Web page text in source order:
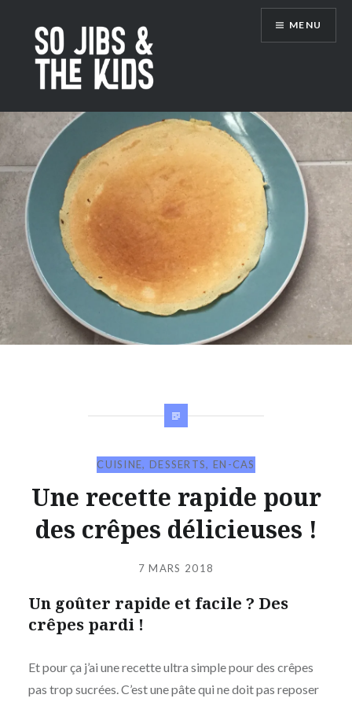
contenu
principal
So Jibs & the Kids
MENU
CUISINE, DESSERTS, EN-CAS
Une recette rapide pour
des crêpes délicieuses !
Publié
JIBS
le
7 MARS 2018
Un goûter rapide et facile ? Des
crêpes pardi !
Et pour ça j’ai une recette ultra simple pour des crêpes
pas trop sucrées. C’est une pâte qui ne doit pas reposer